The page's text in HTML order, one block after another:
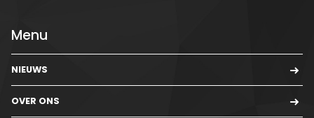
Menu
NIEUWS
OVER ONS